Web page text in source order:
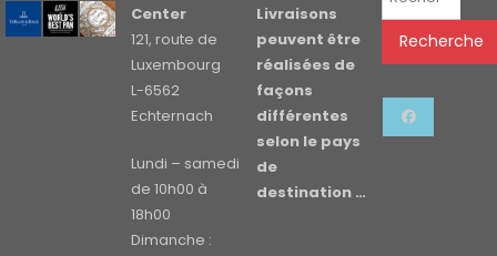
Center
121, route de
Luxembourg
L-6562
Echternach
Lundi – samedi
de 10h00 à
18h00
Dimanche :
Livraisons
peuvent être
réalisées de
façons
différentes
selon le pays
de
destination …
Recherche